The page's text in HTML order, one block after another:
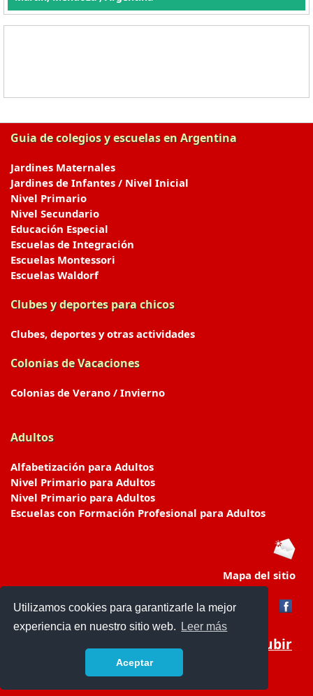
Utilizamos cookies para garantizarle la mejor
experiencia en nuestro sitio web.
Leer más
Aceptar
Guia de colegios y escuelas en Argentina
Jardines Maternales
Jardines de Infantes / Nivel Inicial
Nivel Primario
Nivel Secundario
Educación Especial
Escuelas de Integración
Escuelas Montessori
Escuelas Waldorf
Clubes y deportes para chicos
Clubes, deportes y otras actividades
Colonias de Vacaciones
Colonias de Verano / Invierno
Adultos
Alfabetización para Adultos
Nivel Primario para Adultos
Nivel Primario para Adultos
Escuelas con Formación Profesional para Adultos
Mapa del sitio
Subir